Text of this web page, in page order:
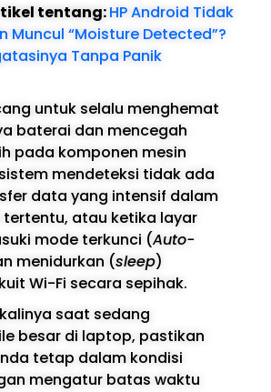
tentang:HP Android Tidak
Muncul “Moisture Detected”?
Tanpa Panik
untuk selalu menghemat
baterai dan mencegah
pada komponen mesin
mendeteksi tidak ada
data yang intensif dalam
atau ketika layar
mode terkunci (Auto-
menidurkan (sleep)
Wi-Fi secara sepihak.
saat sedang
besar di laptop, pastikan
tetap dalam kondisi
mengatur batas waktu